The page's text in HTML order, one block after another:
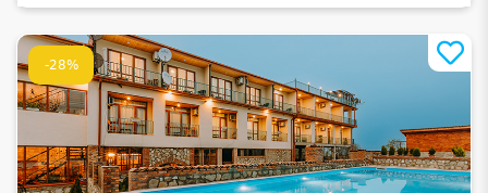
-28%